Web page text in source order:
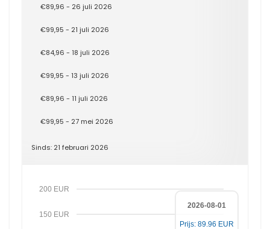
€89,96 - 26 juli 2026
€99,95 - 21 juli 2026
€84,96 - 18 juli 2026
€99,95 - 13 juli 2026
€89,96 - 11 juli 2026
€99,95 - 27 mei 2026
Sinds: 21 februari 2026
150 EUR
200 EUR
2026-08-01
Prijs: 89.96 EUR